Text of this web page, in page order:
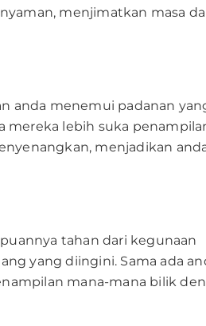
menjimatkan masa
anda menemui padanan
mereka lebih suka
menjadikan
tahan dari kegunaan
yang diingini. Sama ada
mana-mana bilik